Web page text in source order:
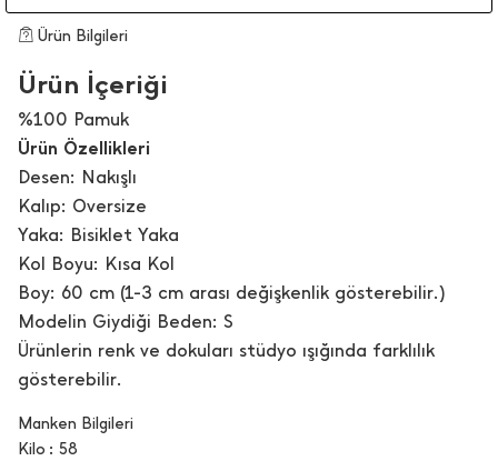
Ürün Bilgileri
Ürün İçeriği
%100 Pamuk
Ürün Özellikleri
Desen: Nakışlı
Kalıp: Oversize
Yaka: Bisiklet Yaka
Kol Boyu: Kısa Kol
Boy: 60 cm (1-3 cm arası değişkenlik gösterebilir.)
Modelin Giydiği Beden: S
Ürünlerin renk ve dokuları stüdyo ışığında farklılık
gösterebilir.
Manken Bilgileri
Kilo
58